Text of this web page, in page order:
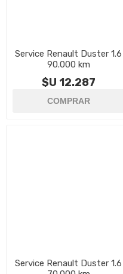
Service Renault Duster 1.6
90.000 km
$U 12.287
Service Renault Duster 1.6